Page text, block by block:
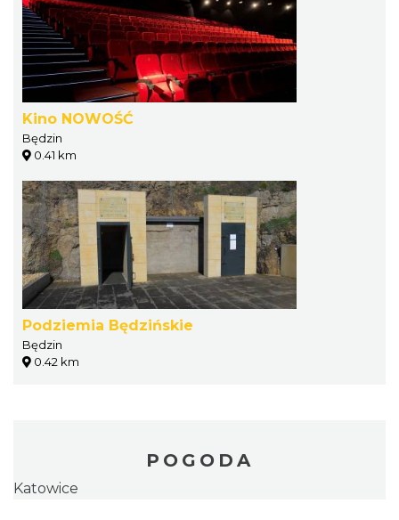
Kino NOWOŚĆ
Będzin
0.41 km
Podziemia Będzińskie
Będzin
0.42 km
POGODA
Katowice